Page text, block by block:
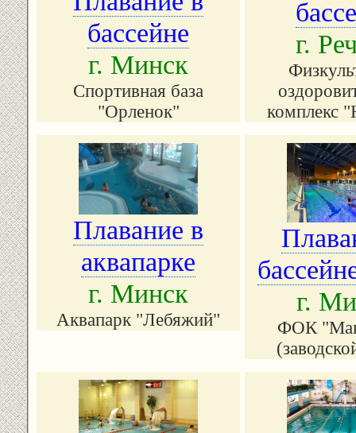
бассейне
г. Минск
Спортивная база
"Орленок"
г.
комплекс
Плавание в
аквапарке
г. Минск
Аквапарк "Лебяжий"
г.
ФОК